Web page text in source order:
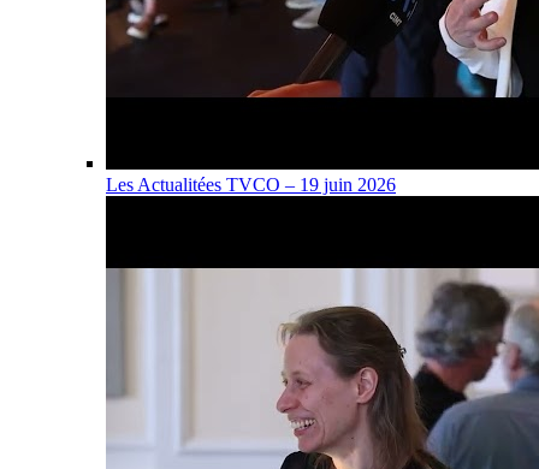
Les Actualitées TVCO – 19 juin 2026